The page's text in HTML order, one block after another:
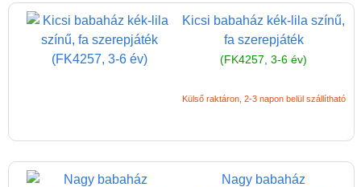
Kicsi babaház kék-lila színű,
fa szerepjáték
(FK4257, 3-6 év)
Külső raktáron, 2-3 napon belül szállítható
Nagy babaház